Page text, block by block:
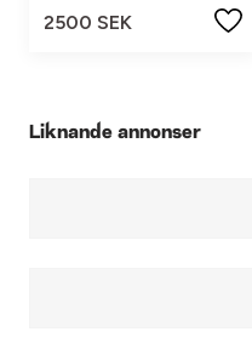
2500 SEK
Liknande annonser